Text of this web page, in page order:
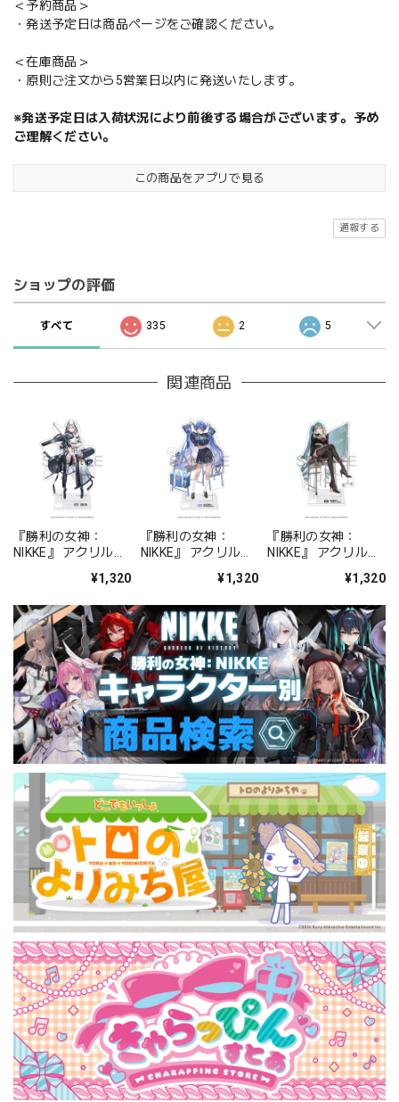
＜予約商品＞
・発送予定日は商品ページをご確認ください。
＜在庫商品＞
・原則ご注文から5営業日以内に発送いたします。
※発送予定日は入荷状況により前後する場合がございます。予め
ご理解ください。
この商品をアプリで見る
通報する
ショップの評価
すべて 335 2 5
関連商品
『勝利の女神：
NIKKE』 アクリルス
¥1,320
『勝利の女神：
NIKKE』 アクリルス
ォーチュンメイト
¥1,320
『勝利の女神：
NIKKE』 アクリルス
シャープレッスン
¥1,320